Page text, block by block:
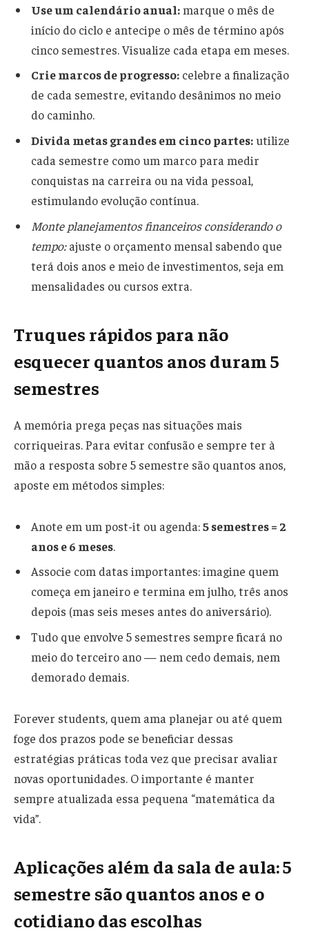
Use um calendário anual:marque o mês de
início do ciclo e antecipe o mês de término após
cinco semestres. Visualize cada etapa em meses.
Crie marcos de progresso: celebre a finalização
de cada semestre, evitando desânimos no meio
do caminho.
Divida metas grandes em cinco partes:utilize
cada semestre como um marco para medir
conquistas na carreira ou na vida pessoal,
estimulando evolução contínua.
Monte planejamentos financeiros considerando o
tempo:ajuste o orçamento mensal sabendo que
terá dois anos e meio de investimentos, seja em
mensalidades ou cursos extra.
Truques rápidos para não
esquecer quantos anos duram 5
semestres
A memória prega peças nas situações mais
corriqueiras. Para evitar confusão e sempre ter à
mão a resposta sobre 5 semestre são quantos anos,
aposte em métodos simples:
Anote em um post-it ou agenda:5 semestres = 2
anos e 6 meses.
Associe com datas importantes: imagine quem
começa em janeiro e termina em julho, três anos
depois (mas seis meses antes do aniversário).
Tudo que envolve 5 semestres sempre ficará no
meio do terceiro ano — nem cedo demais, nem
demorado demais.
Forever students, quem ama planejar ou até quem
foge dos prazos pode se beneficiar dessas
estratégias práticas toda vez que precisar avaliar
novas oportunidades. O importante é manter
sempre atualizada essa pequena “matemática da
vida”.
Aplicações além da sala de aula: 5
semestre são quantos anos e o
cotidiano das escolhas